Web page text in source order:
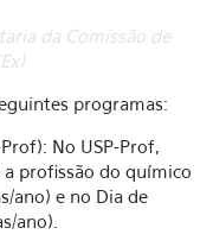
da Comissão de
programas:
No USP-Prof,
profissão do químico
ano) e no Dia de
ano).